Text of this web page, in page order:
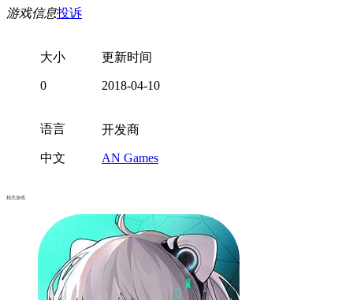
游戏信息投诉
大小
0
更新时间
2018-04-10
语言
中文
开发商
AN Games
相关游戏